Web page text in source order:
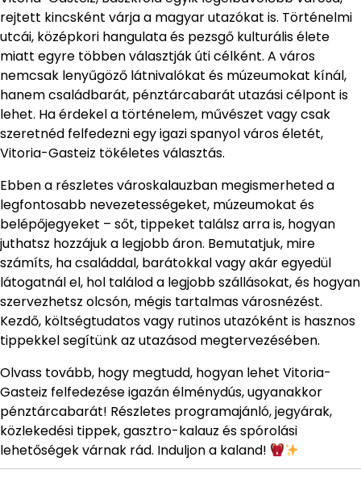
rejtett kincsként várja a magyar utazókat is. Történelmi
utcái, középkori hangulata és pezsgő kulturális élete
miatt egyre többen választják úti célként. A város
nemcsak lenyűgöző látnivalókat és múzeumokat kínál,
hanem családbarát, pénztárcabarát utazási célpont is
lehet. Ha érdekel a történelem, művészet vagy csak
szeretnéd felfedezni egy igazi spanyol város életét,
Vitoria-Gasteiz tökéletes választás.
Ebben a részletes városkalauzban megismerheted a
legfontosabb nevezetességeket, múzeumokat és
belépőjegyeket – sőt, tippeket találsz arra is, hogyan
juthatsz hozzájuk a legjobb áron. Bemutatjuk, mire
számíts, ha családdal, barátokkal vagy akár egyedül
látogatnál el, hol találod a legjobb szállásokat, és hogyan
szervezhetsz olcsón, mégis tartalmas városnézést.
Kezdő, költségtudatos vagy rutinos utazóként is hasznos
tippekkel segítünk az utazásod megtervezésében.
Olvass tovább, hogy megtudd, hogyan lehet Vitoria-
Gasteiz felfedezése igazán élménydús, ugyanakkor
pénztárcabarát! Részletes programajánló, jegyárak,
közlekedési tippek, gasztro-kalauz és spórolási
lehetőségek várnak rád. Induljon a kaland!